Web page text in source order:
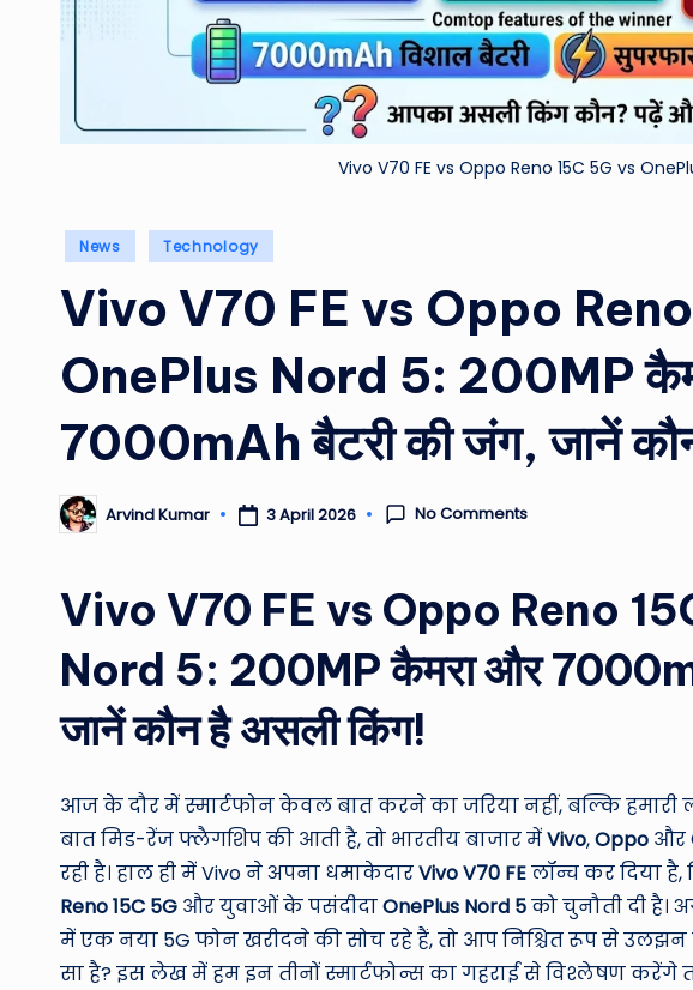
Vivo V70 FE vs Oppo Reno 15C 5G vs
Posted
News Technology
Vivo V70 FE vs Oppo
OnePlus Nord 5: 200MP
7000mAh बैटरी की जंग, जानें
Posted
by
Arvind Kumar 3 April 2026 No Comments
Vivo V70 FE vs Oppo Reno
Nord 5: 200MP कैमरा और
जानें कौन है असली किंग!
आज के दौर में स्मार्टफोन केवल बात करने का जरिया नहीं, बल्कि
बात मिड-रेंज फ्लैगशिप की आती है, तो भारतीय बाजार मेंVivo,Oppo और
रही है। हाल ही में Vivo ने अपना धमाकेदारVivo V70 FEलॉन्च कर दिया
Reno 15C 5G और युवाओं के पसंदीदाOnePlus Nord 5को चुनौती दी
में एक नया 5G फोन खरीदने की सोच रहे हैं, तो आप निश्चित रूप से
सा है? इस लेख में हम इन तीनों स्मार्टफोन्स का गहराई से विश्लेषण